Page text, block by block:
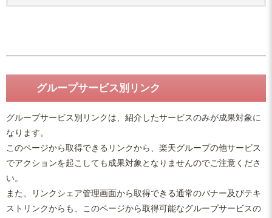
グループサービス別リンク
グループサービス別リンクは、紹介したサービスのみが成果対象に
なります。
このページから取得できるリンクから、楽天グループの他サービス
でアクションを起こしても成果対象となりませんのでご注意くださ
い。
また、リンクシェア管理画面から取得できる通常のバナー及びテキ
ストリンクからも、このページから取得可能なグループサービスの